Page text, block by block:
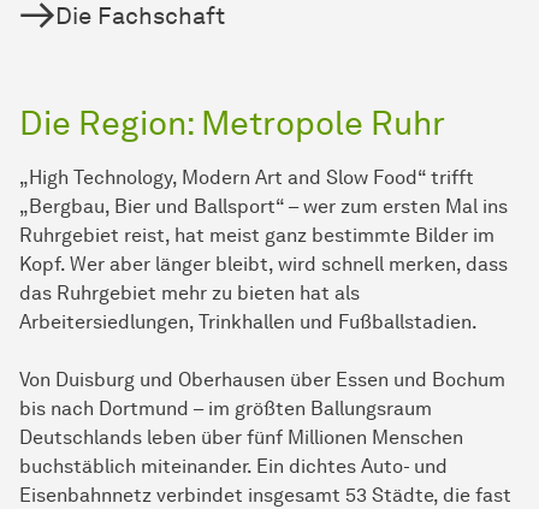
Die Fachschaft
Die Region: Metropole Ruhr
„High Technology, Modern Art and Slow Food“ trifft
„Bergbau, Bier und Ballsport“ – wer zum ersten Mal ins
Ruhrgebiet reist, hat meist ganz bestimmte Bilder im
Kopf. Wer aber länger bleibt, wird schnell merken, dass
das Ruhrgebiet mehr zu bieten hat als
Arbeitersiedlungen, Trinkhallen und Fußballstadien.
Von Duisburg und Oberhausen über Essen und Bochum
bis nach Dortmund – im größten Ballungsraum
Deutschlands leben über fünf Millionen Menschen
buchstäblich miteinander. Ein dichtes Auto- und
Eisenbahnnetz verbindet insgesamt 53 Städte, die fast